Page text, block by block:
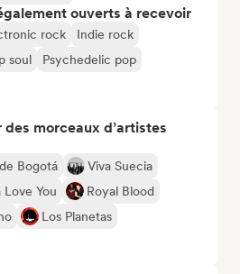
ouverts à recevoir
rock
Indie rock
soul
Psychedelic pop
morceaux d’artistes
Bogotá
Viva Suecia
Love You
Royal Blood
Los Planetas